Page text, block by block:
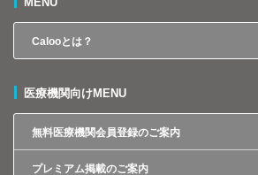
Calooとは？
医療機関向けMENU
無料医療機関会員登録のご案内
プレミアム掲載のご案内